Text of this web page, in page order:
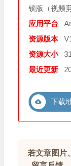
锁版（视频
应用平台
资源版本
资源大小
最近更新
下载
若文章图片